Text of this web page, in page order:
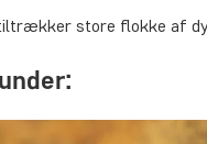
tiltrækker store flokke af